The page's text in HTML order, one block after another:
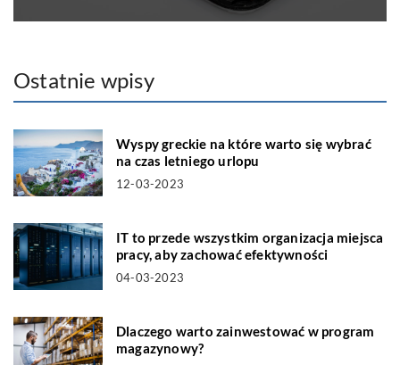
Ostatnie wpisy
Wyspy greckie na które warto się wybrać
na czas letniego urlopu
12-03-2023
IT to przede wszystkim organizacja miejsca
pracy, aby zachować efektywności
04-03-2023
Dlaczego warto zainwestować w program
magazynowy?